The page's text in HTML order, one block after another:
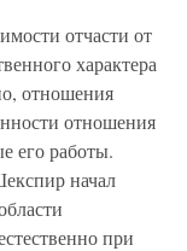
отчасти от
характера
отношения
отношения
его работы.
начал
при